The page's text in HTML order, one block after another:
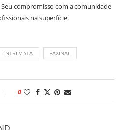
compromisso com a comunidade
na superfície.
ENTREVISTA FAXINAL
0